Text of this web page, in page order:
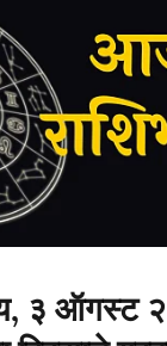
३ ऑगस्ट